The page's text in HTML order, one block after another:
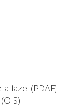
fazei (PDAF)